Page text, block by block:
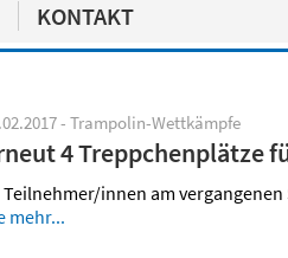
KONTAKT
- Trampolin-Wettkämpfe
4 Treppchenplätze
Teilnehmer/innen am
mehr...